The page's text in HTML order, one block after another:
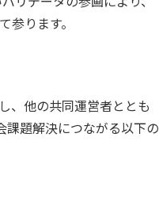
ります。
、他の共同運営者ととも
課題解決につながる以下の